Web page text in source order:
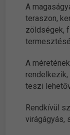
A
teraszon,
zöldségek,
A
teszi
Rendkívül
virágágyás,